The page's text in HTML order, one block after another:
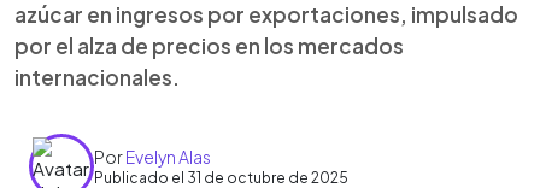
azúcar en ingresos por exportaciones, impulsado
por el alza de precios en los mercados
internacionales.
PorEvelyn Alas
Publicado el 31 de octubre de 2025